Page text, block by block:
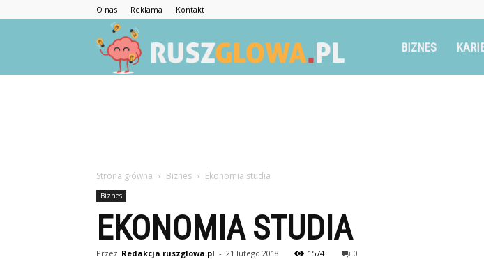
O nas Reklama Kontakt
Ruszglowa.plBIZNES
Strona główna Biznes Ekonomia studia
Biznes
EKONOMIA STUDIA
Przez Redakcja ruszglowa.pl - 21 lutego 2018 1574 0